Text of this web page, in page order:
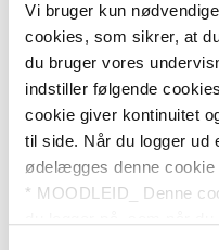
Vi bruger kun
cookies, som sikrer, at
du bruger vores
indstiller følgende
cookie giver kontinuitet
til side. Når du logger ud
ødelægges denne
* MOODLEID_ Denne
Har du glemt dit brugernavn
Cookies skal være